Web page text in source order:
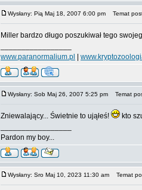
Wysłany: Pią Maj 18, 2007 6:00 pm Temat
Miller bardzo długo poszukiwał tego
www.paranormalium.pl
Wysłany: Sob Maj 26, 2007 5:25 pm Temat
Zniewalający... Świetnie to ująłeś!
kto
Pardon my boy...
Wysłany: Sro Maj 10, 2023 11:30 am Temat